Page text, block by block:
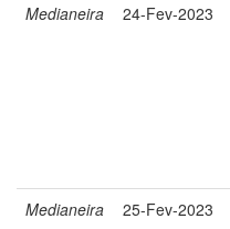
Medianeira 24-Fev-2023
Medianeira 25-Fev-2023